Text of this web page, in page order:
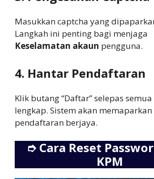
Masukkan captcha yang
Langkah ini penting bagi menjaga
Keselamatan akaun pengguna.
4. Hantar Pendaftaran
Klik butang “Daftar” selepas
lengkap. Sistem akan
pendaftaran berjaya.
➮ Cara Reset
KPM